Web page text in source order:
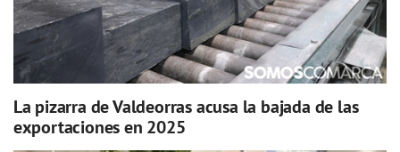
La pizarra de Valdeorras acusa la bajada de las
exportaciones en 2025